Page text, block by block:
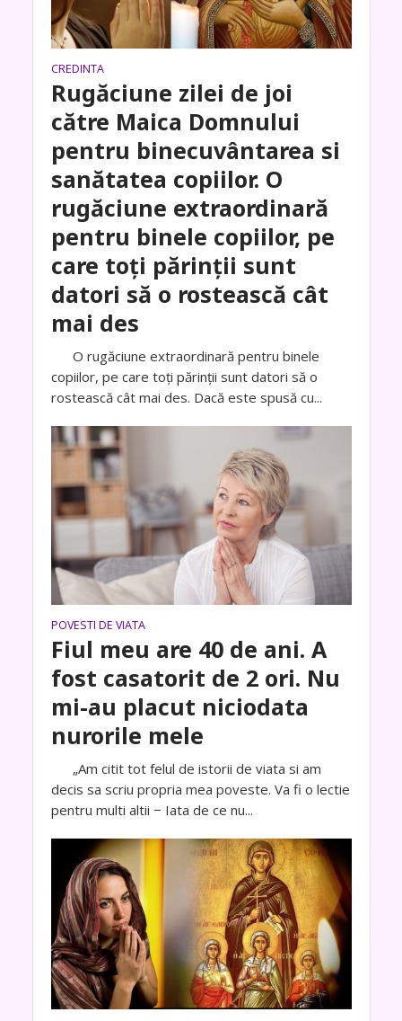
CREDINTA
Rugăciune zilei de joi
către Maica Domnului
pentru binecuvântarea si
sanătatea copiilor. O
rugăciune extraordinară
pentru binele copiilor, pe
care toți părinții sunt
datori să o rostească cât
mai des
O rugăciune extraordinară pentru binele
copiilor, pe care toți părinții sunt datori să o
rostească cât mai des. Dacă este spusă cu...
POVESTI DE VIATA
Fiul meu are 40 de ani. A
fost casatorit de 2 ori. Nu
mi-au placut niciodata
nurorile mele
„Am citit tot felul de istorii de viata si am
decis sa scriu propria mea poveste. Va fi o lectie
pentru multi altii − Iata de ce nu...